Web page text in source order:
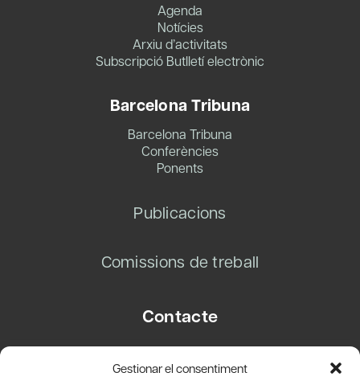
Gestionar el consentiment
Agenda
Notícies
Arxiu d’activitats
Subscripció Butlletí electrònic
Barcelona Tribuna
Barcelona Tribuna
Conferències
Ponents
Publicacions
Comissions de treball
Contacte
08003 Barcelona